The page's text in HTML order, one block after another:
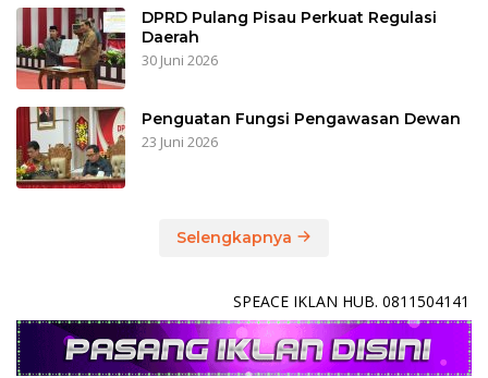
DPRD Pulang Pisau Perkuat Regulasi
Daerah
30 Juni 2026
Penguatan Fungsi Pengawasan Dewan
23 Juni 2026
Selengkapnya
SPEACE IKLAN HUB. 0811504141